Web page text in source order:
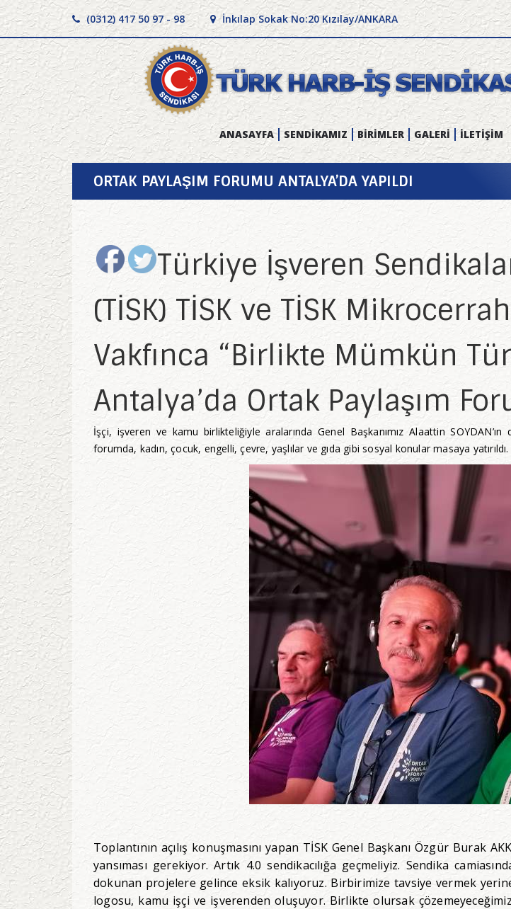
(0312) 417 50 97 - 98 İnkılap Sokak No:20 Kızılay/ANKARA
ANASAYFA SENDİKAMIZ BİRİMLER GALERİ İLETİŞİM
ORTAK PAYLAŞIM FORUMU ANTALYA’DA YAPILDI
Türkiye İşveren
(TİSK) TİSK ve TİSK
Vakfınca “Birlikte Mümkün
Antalya’da Ortak Paylaşım
İşçi, işveren ve kamu birlikteliğiyle aralarında Genel Başkanımız Alaattin
forumda, kadın, çocuk, engelli, çevre, yaşlılar ve gıda gibi sosyal konular masaya yatırıldı.
Toplantının açılış konuşmasını yapan TİSK Genel Başkanı Özgür Burak
yansıması gerekiyor. Artık 4.0 sendikacılığa geçmeliyiz. Sendika
dokunan projelere gelince eksik kalıyoruz. Birbirimize tavsiye vermek
logosu, kamu işçi ve işverenden oluşuyor. Birlikte olursak